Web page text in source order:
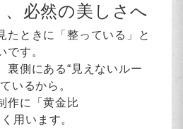
必然の美しさへ
たときに「整っている」と
です。
裏側にある“見えないルー
いるから。
作に「黄金比
用います。